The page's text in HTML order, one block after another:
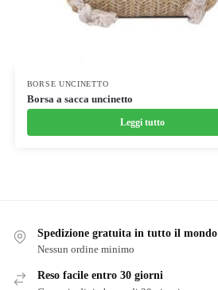
BORSE UNCINETTO
Borsa a sacca uncinetto
Leggi tutto
Spedizione gratuita in tutto il mondo
Nessun ordine minimo
Reso facile entro 30 giorni